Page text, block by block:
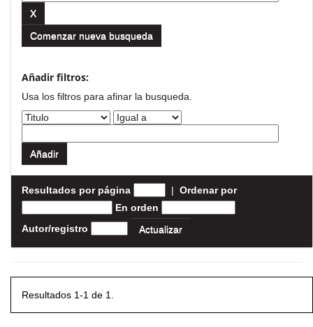
Comenzar nueva busqueda
Añadir filtros:
Usa los filtros para afinar la busqueda.
Resultados por página | Ordenar por
En orden
Autor/registro
Resultados 1-1 de 1.